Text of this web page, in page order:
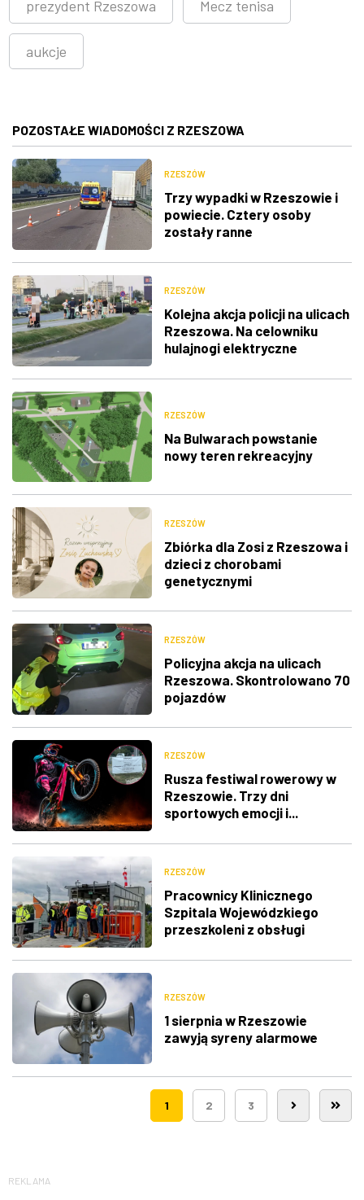
prezydent Rzeszowa Mecz tenisa
aukcje
POZOSTAŁE WIADOMOŚCI Z RZESZOWA
RZESZÓW
Trzy wypadki w Rzeszowie i
powiecie. Cztery osoby
zostały ranne
RZESZÓW
Kolejna akcja policji na ulicach
Rzeszowa. Na celowniku
hulajnogi elektryczne
RZESZÓW
Na Bulwarach powstanie
nowy teren rekreacyjny
RZESZÓW
Zbiórka dla Zosi z Rzeszowa i
dzieci z chorobami
genetycznymi
RZESZÓW
Policyjna akcja na ulicach
Rzeszowa. Skontrolowano 70
pojazdów
RZESZÓW
Rusza festiwal rowerowy w
Rzeszowie. Trzy dni
sportowych emocji i...
RZESZÓW
Pracownicy Klinicznego
Szpitala Wojewódzkiego
przeszkoleni z obsługi
śmigłowców LPR
RZESZÓW
1 sierpnia w Rzeszowie
zawyją syreny alarmowe
1 2 3
REKLAMA